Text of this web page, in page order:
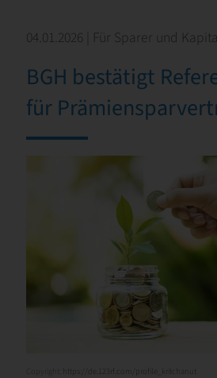
04.01.2026 | Für Sparer und
BGH bestätigt
für
https://de.123rf.com/profile_kritchanut